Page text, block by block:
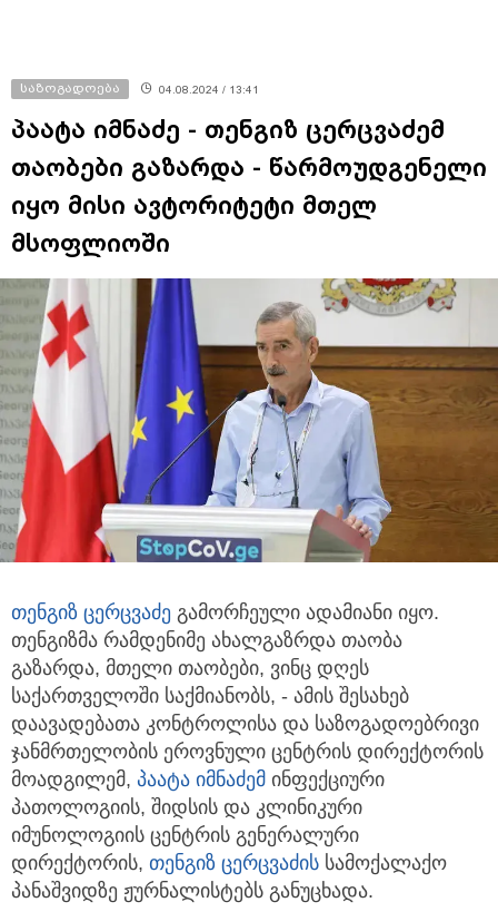
საზოგადოება 04.08.2024 / 13:41
პაატა იმნაძე - თენგიზ ცერცვაძემ
თაობები გაზარდა - წარმოუდგენელი
იყო მისი ავტორიტეტი მთელ
მსოფლიოში
თენგიზ ცერცვაძე გამორჩეული ადამიანი იყო.
თენგიზმა რამდენიმე ახალგაზრდა თაობა
გაზარდა, მთელი თაობები, ვინც დღეს
საქართველოში საქმიანობს, - ამის შესახებ
დაავადებათა კონტროლისა და საზოგადოებრივი
ჯანმრთელობის ეროვნული ცენტრის დირექტორის
მოადგილემ, პაატა იმნაძემ ინფექციური
პათოლოგიის, შიდსის და კლინიკური
იმუნოლოგიის ცენტრის გენერალური
დირექტორის, თენგიზ ცერცვაძის სამოქალაქო
პანაშვიდზე ჟურნალისტებს განუცხადა.